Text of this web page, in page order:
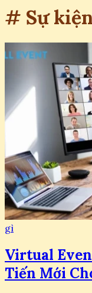
# Sự
gì
Virtual
Tiến Mới